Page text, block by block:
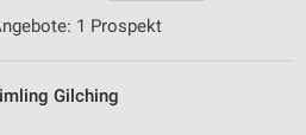
1 Prospekt
Gilching